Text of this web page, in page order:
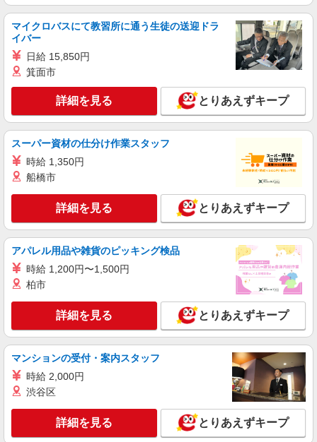
ソフトバンク北谷店
ソフトバンクショップの携帯販売スタッフ
月給 209,721円 〜 256,438円 固定残業代:
26,331円 〜 33,098円（20時間相当） ＊時間外手
として支給し、相当時間を超える時間外労働分は
法定どおり追加で支給します。 試用期間あり 3ヶ
月 ※経験・能力による 【試用期間】月給 209721
■ソフトバンク北谷店 沖縄県 中頭郡北谷町 美
浜1丁目 5‐9
キープ 詳細を見る
マイクロバスにて教習所に通う生徒の送迎ドラ
イバー
日給 15,850円
箕面市
詳細を見る とりあえずキープ
スーパー資材の仕分け作業スタッフ
時給 1,350円
船橋市
詳細を見る とりあえずキープ
アパレル用品や雑貨のピッキング検品
時給 1,200円〜1,500円
柏市
詳細を見る とりあえずキープ
マンションの受付・案内スタッフ
時給 2,000円
渋谷区
詳細を見る とりあえずキープ